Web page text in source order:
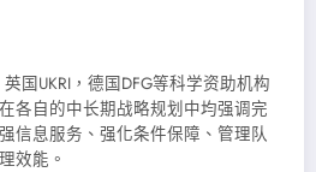
国UKRI，德国DFG等科学资助机构
各自的中长期战略规划中均强调完
信息服务、强化条件保障、管理队
效能。